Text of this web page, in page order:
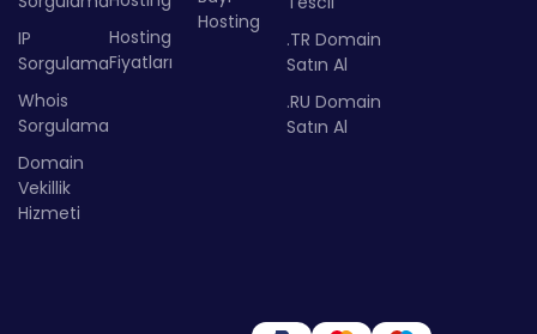
IP
Sorgulama
Whois
Sorgulama
Domain
Vekillik
Hizmeti
Hosting
Fiyatları
Hosting
.TR Domain
Satın Al
.RU Domain
Satın Al